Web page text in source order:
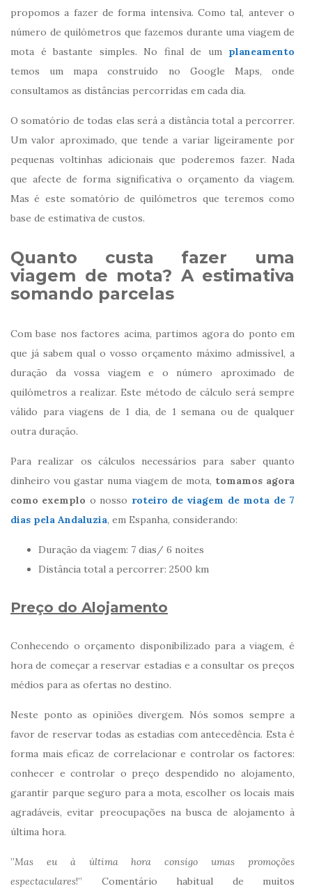
propomos a fazer de forma intensiva. Como tal, antever o
número de quilómetros que fazemos durante uma viagem de
mota é bastante simples. No final de um planeamento
temos um mapa construído no Google Maps, onde
consultamos as distâncias percorridas em cada dia.
O somatório de todas elas será a distância total a percorrer.
Um valor aproximado, que tende a variar ligeiramente por
pequenas voltinhas adicionais que poderemos fazer. Nada
que afecte de forma significativa o orçamento da viagem.
Mas é este somatório de quilómetros que teremos como
base de estimativa de custos.
Quanto custa fazer uma
viagem de mota? A estimativa
somando parcelas
Com base nos factores acima, partimos agora do ponto em
que já sabem qual o vosso orçamento máximo admissível, a
duração da vossa viagem e o número aproximado de
quilómetros a realizar. Este método de cálculo será sempre
válido para viagens de 1 dia, de 1 semana ou de qualquer
outra duração.
Para realizar os cálculos necessários para saber quanto
dinheiro vou gastar numa viagem de mota, tomamos agora
como exemplo o nosso roteiro de viagem de mota de 7
dias pela Andaluzia, em Espanha, considerando:
Duração da viagem: 7 dias/ 6 noites
Distância total a percorrer: 2500 km
Preço do Alojamento
Conhecendo o orçamento disponibilizado para a viagem, é
hora de começar a reservar estadias e a consultar os preços
médios para as ofertas no destino.
Neste ponto as opiniões divergem. Nós somos sempre a
favor de reservar todas as estadias com antecedência. Esta é
forma mais eficaz de correlacionar e controlar os factores:
conhecer e controlar o preço despendido no alojamento,
garantir parque seguro para a mota, escolher os locais mais
agradáveis, evitar preocupações na busca de alojamento à
última hora.
”Mas eu à última hora consigo umas promoções
espectaculares!” Comentário habitual de muitos